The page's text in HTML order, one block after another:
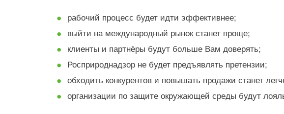
рабочий процесс будет идти эффективнее;
выйти на международный рынок станет проще;
клиенты и партнёры будут больше Вам доверять;
Росприроднадзор не будет предъявлять претензии;
обходить конкурентов и повышать продажи станет
организации по защите окружающей среды будут